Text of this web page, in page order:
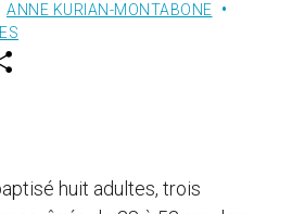
ANNE KURIAN-MONTABONE
huit adultes, trois